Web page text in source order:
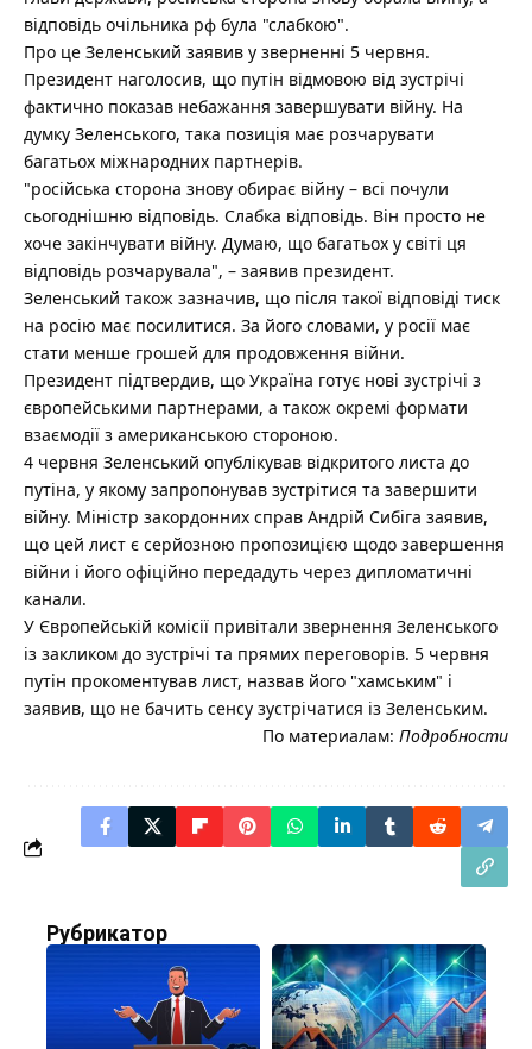
відповідь очільника рф була "слабкою".
Про це Зеленський заявив у зверненні 5 червня.
Президент наголосив, що путін відмовою від зустрічі
фактично показав небажання завершувати війну. На
думку Зеленського, така позиція має розчарувати
багатьох міжнародних партнерів.
"російська сторона знову обирає війну – всі почули
сьогоднішню відповідь. Слабка відповідь. Він просто не
хоче закінчувати війну. Думаю, що багатьох у світі ця
відповідь розчарувала", – заявив президент.
Зеленський також зазначив, що після такої відповіді тиск
на росію має посилитися. За його словами, у росії має
стати менше грошей для продовження війни.
Президент підтвердив, що Україна готує нові зустрічі з
європейськими партнерами, а також окремі формати
взаємодії з американською стороною.
4 червня Зеленський опублікував відкритого листа до
путіна, у якому запропонував зустрітися та завершити
війну. Міністр закордонних справ Андрій Сибіга заявив,
що цей лист є серйозною пропозицією щодо завершення
війни і його офіційно передадуть через дипломатичні
канали.
У Європейській комісії привітали звернення Зеленського
із закликом до зустрічі та прямих переговорів. 5 червня
путін прокоментував лист, назвав його "хамським" і
заявив, що не бачить сенсу зустрічатися із Зеленським.
По материалам: Подробности
Рубрикатор